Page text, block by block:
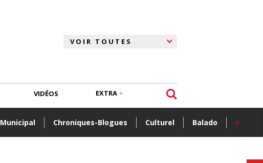
Municipal Chroniques-Blogues Culturel Balado +
VIDÉOS EXTRA